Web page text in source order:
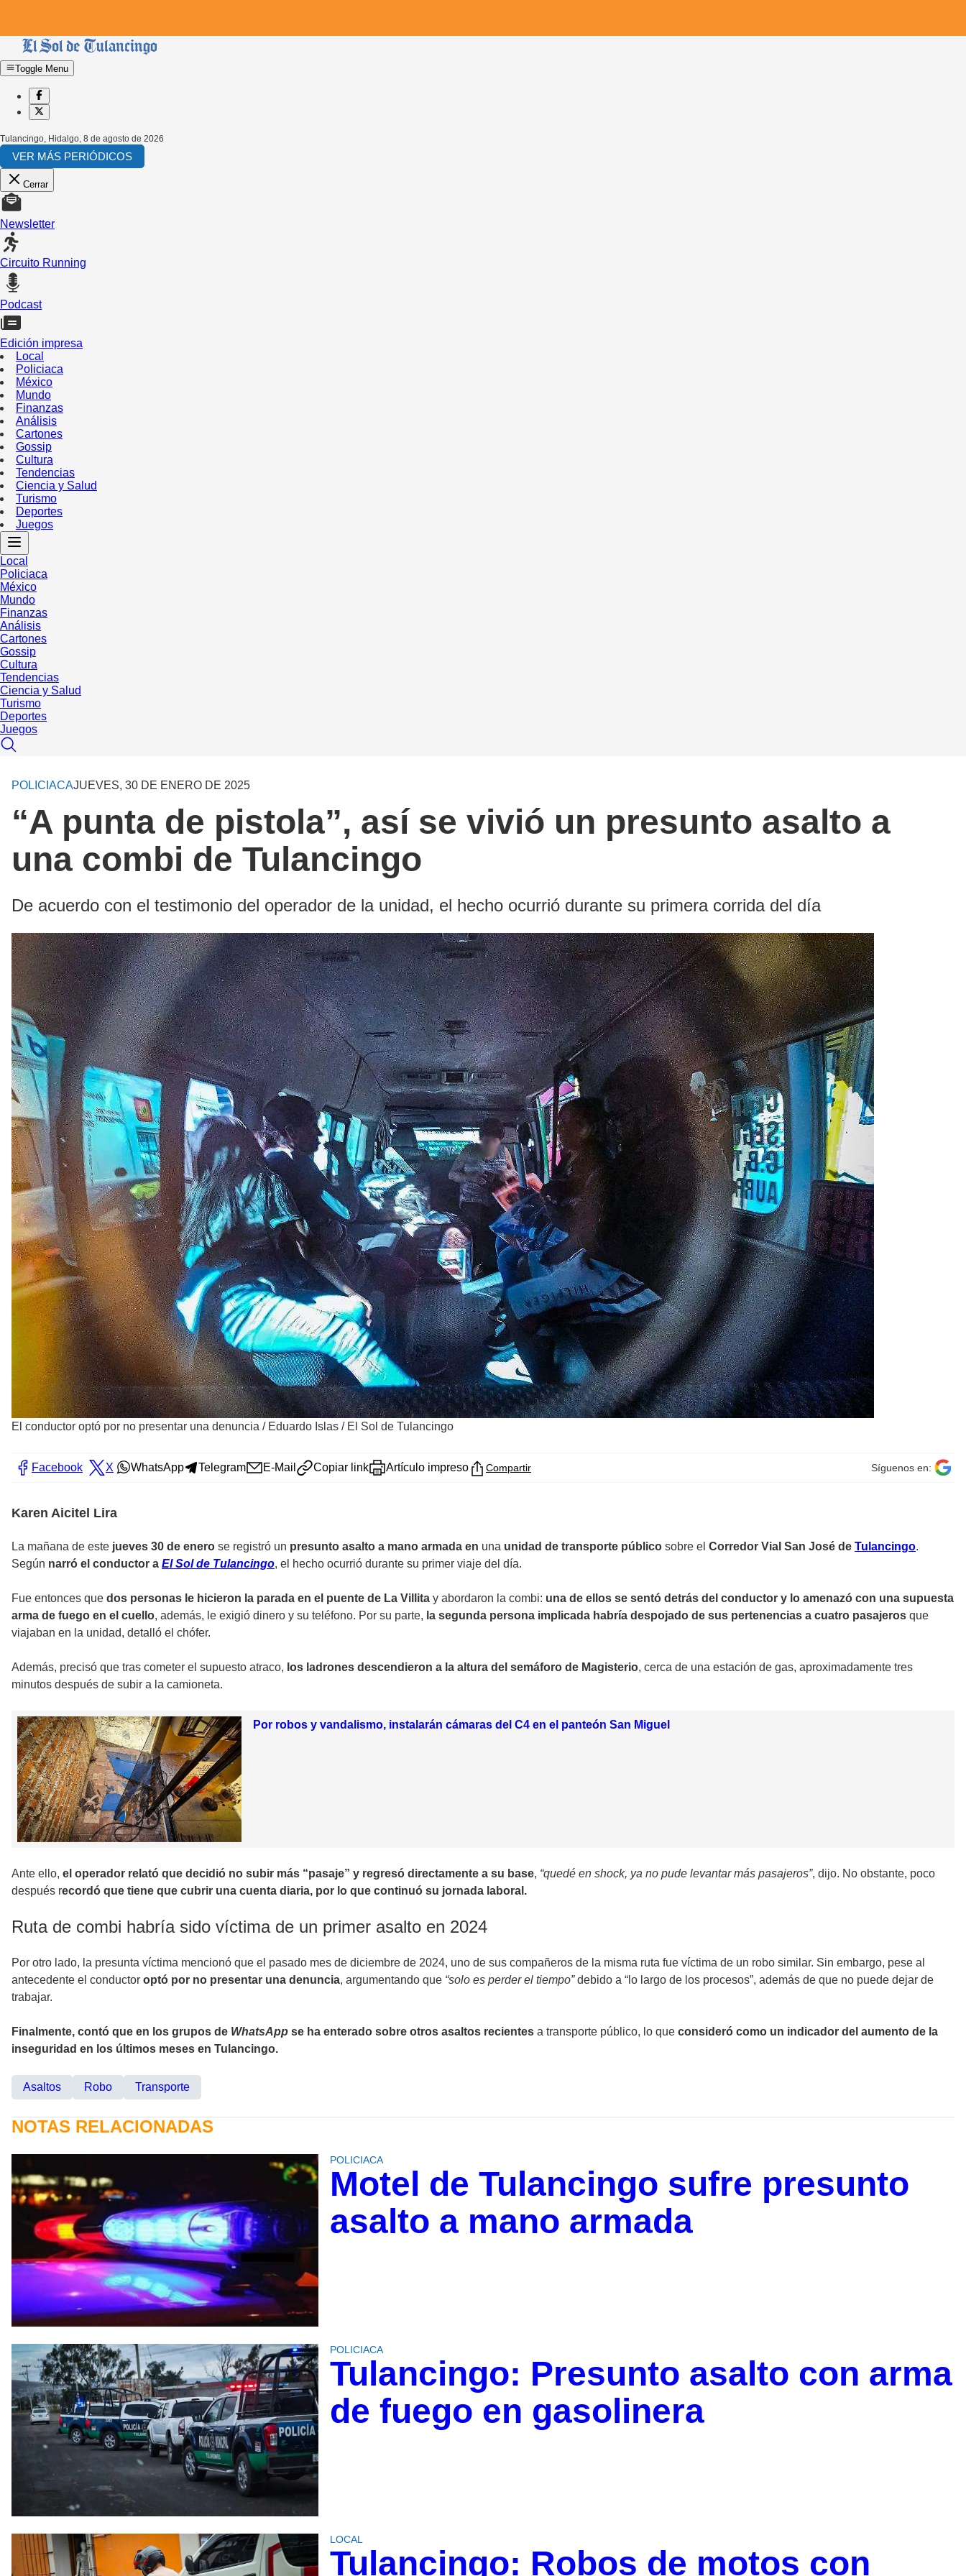
Toggle Menu
Tulancingo, Hidalgo, 8 de agosto de 2026
VER MÁS PERIÓDICOS
Cerrar
Newsletter
Circuito Running
Podcast
Edición impresa
Local
Policiaca
México
Mundo
Finanzas
Análisis
Cartones
Gossip
Cultura
Tendencias
Ciencia y Salud
Turismo
Deportes
Juegos
Local
Policiaca
México
Mundo
Finanzas
Análisis
Cartones
Gossip
Cultura
Tendencias
Ciencia y Salud
Turismo
Deportes
Juegos
POLICIACAJUEVES, 30 DE ENERO DE 2025
“A punta de pistola”, así se vivió un presunto asalto a
una combi de Tulancingo
De acuerdo con el testimonio del operador de la unidad, el hecho ocurrió durante su primera corrida del día
El conductor optó por no presentar una denuncia / Eduardo Islas / El Sol de Tulancingo
Facebook X WhatsApp Telegram E-Mail Copiar link Artículo impreso Compartir Síguenos en:
Karen Aicitel Lira
La mañana de este jueves 30 de enero se registró un presunto asalto a mano armada en una unidad de transporte público sobre el Corredor Vial San José de Tulancingo.
Según narró el conductor a El Sol de Tulancingo, el hecho ocurrió durante su primer viaje del día.
Fue entonces que dos personas le hicieron la parada en el puente de La Villita y abordaron la combi: una de ellos se sentó detrás del conductor y lo amenazó con una supuesta
arma de fuego en el cuello, además, le exigió dinero y su teléfono. Por su parte, la segunda persona implicada habría despojado de sus pertenencias a cuatro pasajeros que
viajaban en la unidad, detalló el chófer.
Además, precisó que tras cometer el supuesto atraco, los ladrones descendieron a la altura del semáforo de Magisterio, cerca de una estación de gas, aproximadamente tres
minutos después de subir a la camioneta.
Por robos y vandalismo, instalarán cámaras del C4 en el panteón San Miguel
Ante ello, el operador relató que decidió no subir más “pasaje” y regresó directamente a su base, “quedé en shock, ya no pude levantar más pasajeros”, dijo. No obstante, poco
después recordó que tiene que cubrir una cuenta diaria, por lo que continuó su jornada laboral.
Ruta de combi habría sido víctima de un primer asalto en 2024
Por otro lado, la presunta víctima mencionó que el pasado mes de diciembre de 2024, uno de sus compañeros de la misma ruta fue víctima de un robo similar. Sin embargo, pese al
antecedente el conductor optó por no presentar una denuncia, argumentando que “solo es perder el tiempo”debido a “lo largo de los procesos”, además de que no puede dejar de
trabajar.
Finalmente, contó que en los grupos de WhatsApp se ha enterado sobre otros asaltos recientes a transporte público, lo que consideró como un indicador del aumento de la
inseguridad en los últimos meses en Tulancingo.
Asaltos Robo Transporte
NOTAS RELACIONADAS
POLICIACA
Motel de Tulancingo sufre presunto
asalto a mano armada
POLICIACA
Tulancingo: Presunto asalto con arma
de fuego en gasolinera
LOCAL
Tulancingo: Robos de motos con